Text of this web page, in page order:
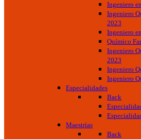
Ingeniero
Ingeniero
2023
Ingeniero
Químico
Ingeniero
2023
Ingeniero
Ingeniero
Especialidades
Back
Maestrías
Back